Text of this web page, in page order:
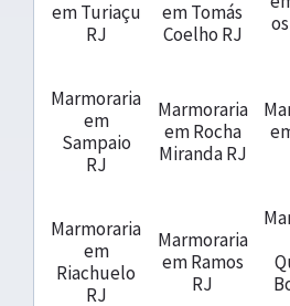
em Turiaçu
RJ
em Tomás
Coelho RJ
Marmoraria
em
Sampaio
RJ
Marmoraria
em Rocha
Miranda RJ
Marmoraria
em
Riachuelo
RJ
Marmoraria
em Ramos
RJ